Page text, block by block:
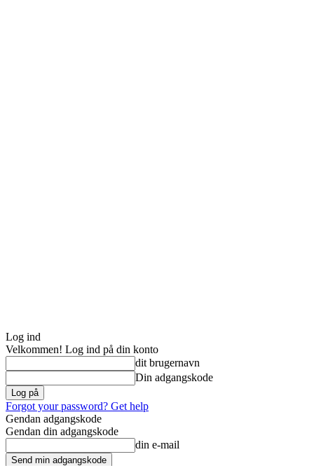
Log ind
Velkommen! Log ind på din konto
dit brugernavn
Din adgangskode
Forgot your password? Get help
Gendan adgangskode
Gendan din adgangskode
din e-mail